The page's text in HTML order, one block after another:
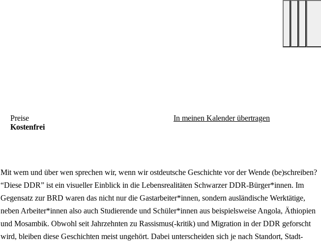
Preise
Kostenfrei
In meinen Kalender übertragen
Mit wem und über wen sprechen wir, wenn wir ostdeutsche Geschichte vor der Wende (be)schreiben?
“Diese DDR” ist ein visueller Einblick in die Lebensrealitäten Schwarzer DDR-Bürger*innen. Im
Gegensatz zur BRD waren das nicht nur die Gastarbeiter*innen, sondern ausländische Werktätige,
neben Arbeiter*innen also auch Studierende und Schüler*innen aus beispielsweise Angola, Äthiopien
und Mosambik. Obwohl seit Jahrzehnten zu Rassismus(-kritik) und Migration in der DDR geforscht
wird, bleiben diese Geschichten meist ungehört. Dabei unterscheiden sich je nach Standort, Stadt-